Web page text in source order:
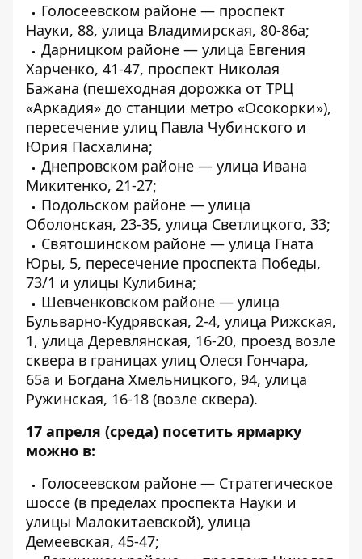
Голосеевском районе — проспект
Науки, 88, улица Владимирская, 80-86а;
Дарницком районе — улица Евгения
Харченко, 41-47, проспект Николая
Бажана (пешеходная дорожка от ТРЦ
«Аркадия» до станции метро «Осокорки»),
пересечение улиц Павла Чубинского и
Юрия Пасхалина;
Днепровском районе — улица Ивана
Микитенко, 21-27;
Подольском районе — улица
Оболонская, 23-35, улица Светлицкого, 33;
Святошинском районе — улица Гната
Юры, 5, пересечение проспекта Победы,
73/1 и улицы Кулибина;
Шевченковском районе — улица
Бульварно-Кудрявская, 2-4, улица Рижская,
1, улица Деревлянская, 16-20, проезд возле
сквера в границах улиц Олеся Гончара,
65а и Богдана Хмельницкого, 94, улица
Ружинская, 16-18 (возле сквера).
17 апреля (среда) посетить ярмарку
можно в:
Голосеевском районе — Стратегическое
шоссе (в пределах проспекта Науки и
улицы Малокитаевской), улица
Демеевская, 45-47;